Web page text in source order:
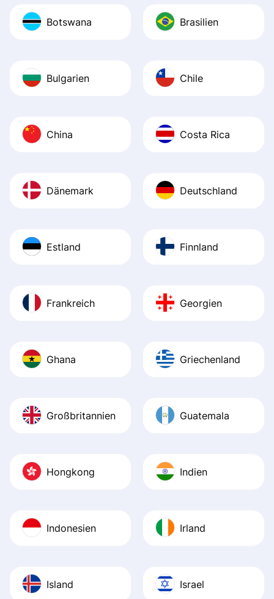
Botswana Brasilien
Bulgarien Chile
China Costa Rica
Dänemark Deutschland
Estland Finnland
Frankreich Georgien
Ghana Griechenland
Großbritannien Guatemala
Hongkong Indien
Indonesien Irland
Island Israel